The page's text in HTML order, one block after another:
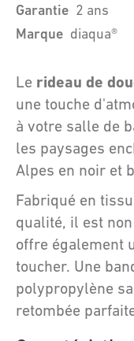
Garantie 2 ans
Marque diaqua®
Le rideau de
une touche
à votre salle de
les paysages
Alpes en noir et
Fabriqué en
qualité, il est
offre également
toucher. Une
polypropylène
retombée